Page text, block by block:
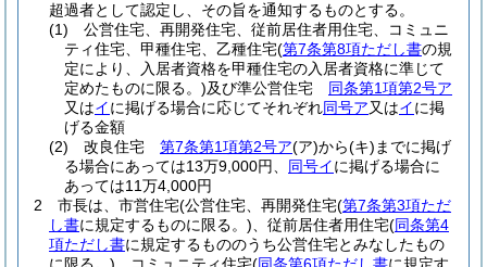
超過者として認定し、その旨を通知するものとする。
(1)
公営住宅、再開発住宅、従前居住者用住宅、コミュニ
ティ住宅、甲種住宅、乙種住宅(第7条第8項ただし書の規
定により、入居者資格を甲種住宅の入居者資格に準じて
定めたものに限る。)及び準公営住宅 同条第1項第2号ア
又はイに掲げる場合に応じてそれぞれ同号ア又はイに掲
げる金額
(2)
改良住宅 第7条第1項第2号ア(ア)から(キ) までに掲げ
る場合にあっては13万9,000円、 同号イに掲げる場合に
あっては11万4,000円
2
市長は、市営住宅(公営住宅、再開発住宅(第7条第3項ただ
し書に規定するものに限る。) 、従前居住者用住宅(同条第4
項ただし書に規定するもののうち公営住宅とみなしたもの